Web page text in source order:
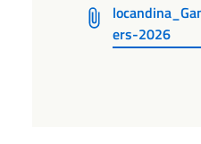
ers-2026